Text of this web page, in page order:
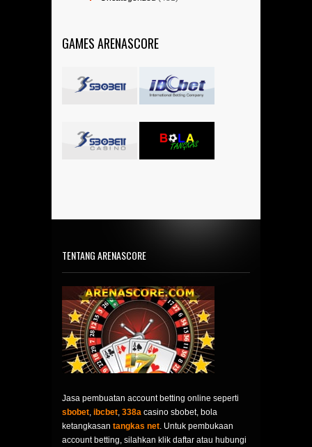
GAMES ARENASCORE
TENTANG ARENASCORE
Jasa pembuatan account betting online seperti
sbobet, ibcbet, 338a casino sbobet, bola
ketangkasan tangkas net. Untuk pembukaan
account betting, silahkan klik daftar atau hubungi